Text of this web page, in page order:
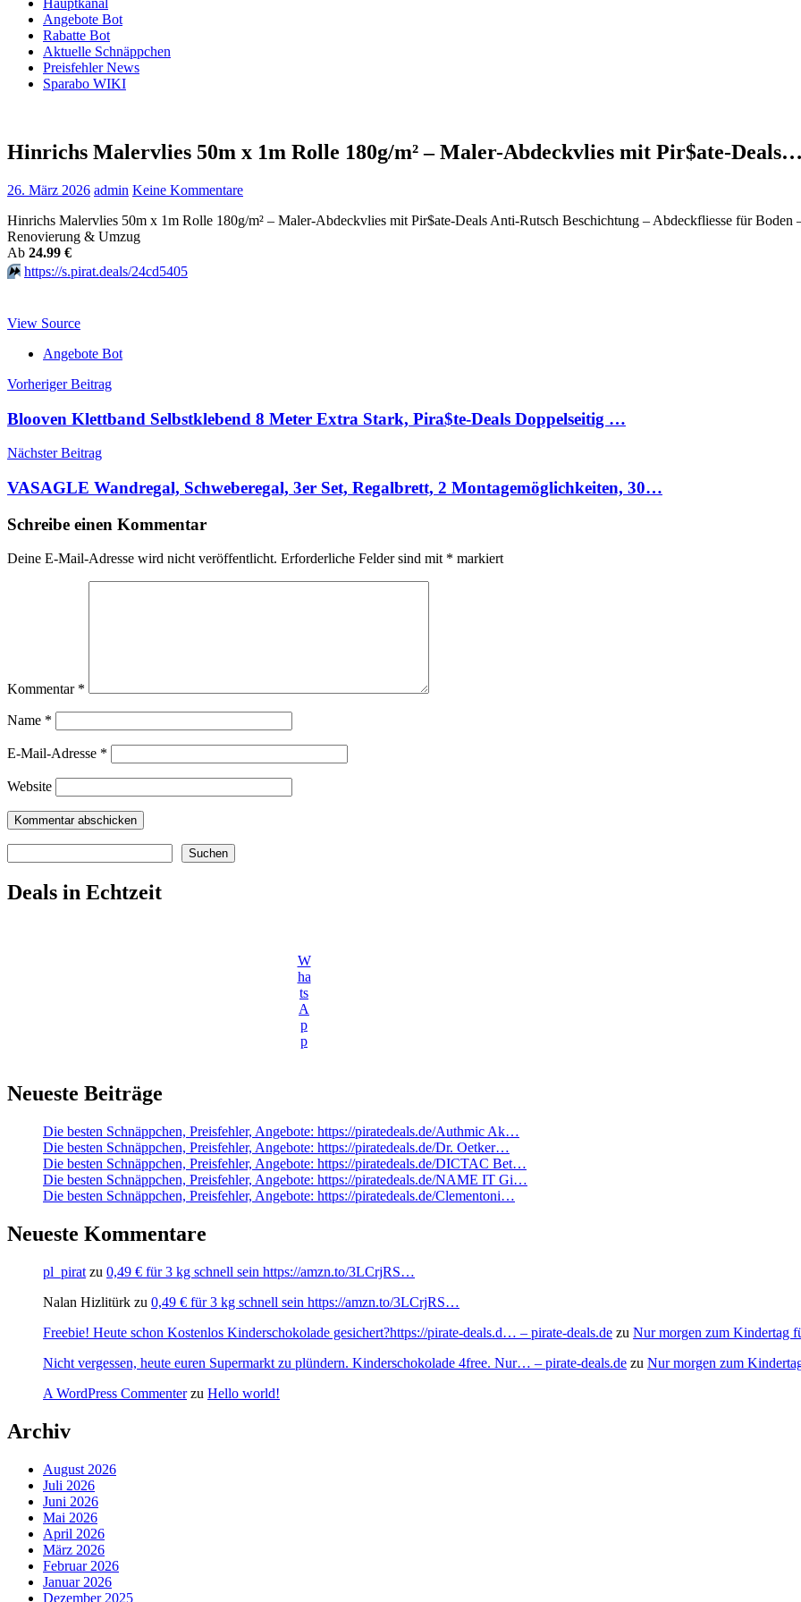
Hauptkanal
Angebote Bot
Rabatte Bot
Aktuelle Schnäppchen
Preisfehler News
Sparabo WIKI
Hinrichs Malervlies 50m x 1m Rolle 180g/m² – Maler-Abdeckvlies mit Pir$ate-Deals…
26. März 2026 admin Keine Kommentare
Hinrichs Malervlies 50m x 1m Rolle 180g/m² – Maler-Abdeckvlies mit Pir$ate-Deals Anti-Rutsch Beschichtung – Abdeckfliesse für
Renovierung & Umzug
Аb 24.99 €
⏩️ https://s.pirat.deals/24cd5405
View Source
Angebote Bot
Beitragsnavigation
Vorheriger Beitrag
Blooven Klettband Selbstklebend 8 Meter Extra Stark, Pira$te-Deals Doppelseitig …
Nächster Beitrag
VASAGLE Wandregal, Schweberegal, 3er Set, Regalbrett, 2 Montagemöglichkeiten, 30…
Schreibe einen Kommentar
Deine E-Mail-Adresse wird nicht veröffentlicht. Erforderliche Felder sind mit * markiert
Kommentar *
Name *
E-Mail-Adresse *
Website
Suchen
Deals in Echtzeit
W
ha
ts
A
p
p
Neueste Beiträge
Die besten Schnäppchen, Preisfehler, Angebote: https://piratedeals.de/Authmic Ak…
Die besten Schnäppchen, Preisfehler, Angebote: https://piratedeals.de/Dr. Oetker…
Die besten Schnäppchen, Preisfehler, Angebote: https://piratedeals.de/DICTAC Bet…
Die besten Schnäppchen, Preisfehler, Angebote: https://piratedeals.de/NAME IT Gi…
Die besten Schnäppchen, Preisfehler, Angebote: https://piratedeals.de/Clementoni…
Neueste Kommentare
pl_pirat zu 0,49 € für 3 kg schnell sein https://amzn.to/3LCrjRS…
Nalan Hizlitürk zu 0,49 € für 3 kg schnell sein https://amzn.to/3LCrjRS…
Freebie! Heute schon Kostenlos Kinderschokolade gesichert?https://pirate-deals.d… – pirate-deals.de zu Nur morgen zum Kindertag
Nicht vergessen, heute euren Supermarkt zu plündern. Kinderschokolade 4free. Nur… – pirate-deals.de zu Nur morgen zum
A WordPress Commenterzu Hello world!
Archiv
August 2026
Juli 2026
Juni 2026
Mai 2026
April 2026
März 2026
Februar 2026
Januar 2026
Dezember 2025